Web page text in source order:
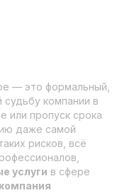
— это формальный,
компании в
или пропуск срока
даже самой
рисков, всё
услуги в сфере